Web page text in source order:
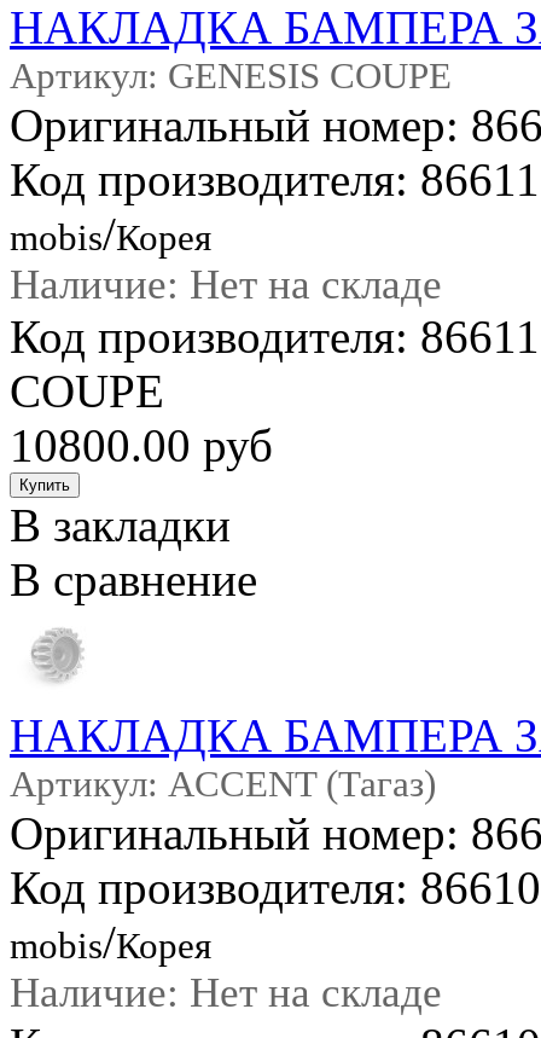
НАКЛАДКА БАМПЕРА
Артикул: GENESIS COUPE
Оригинальный номер:
Код производителя:
mobis/Корея
Наличие: Нет на складе
Код производителя:
COUPE
10800.00 руб
В закладки
В сравнение
НАКЛАДКА БАМПЕРА
Артикул: ACCENT (Тагаз)
Оригинальный номер:
Код производителя:
mobis/Корея
Наличие: Нет на складе